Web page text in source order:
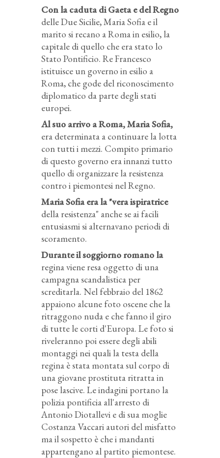
Con la caduta di Gaeta e del Regno
delle Due Sicilie, Maria Sofia e il
marito si recano a Roma in esilio, la
capitale di quello che era stato lo
Stato Pontificio. Re Francesco
istituisce un governo in esilio a
Roma, che gode del riconoscimento
diplomatico da parte degli stati
europei.
Al suo arrivo a Roma, Maria Sofia,
era determinata a continuare la lotta
con tutti i mezzi. Compito primario
di questo governo era innanzi tutto
quello di organizzare la resistenza
contro i piemontesi nel Regno.
Maria Sofia era la "vera ispiratrice
della resistenza" anche se ai facili
entusiasmi si alternavano periodi di
scoramento.
Durante il soggiorno romano la
regina viene resa oggetto di una
campagna scandalistica per
screditarla. Nel febbraio del 1862
appaiono alcune foto oscene che la
ritraggono nuda e che fanno il giro
di tutte le corti d'Europa. Le foto si
riveleranno poi essere degli abili
montaggi nei quali la testa della
regina è stata montata sul corpo di
una giovane prostituta ritratta in
pose lascive. Le indagini portano la
polizia pontificia all'arresto di
Antonio Diotallevi e di sua moglie
Costanza Vaccari autori del misfatto
ma il sospetto è che i mandanti
appartengano al partito piemontese.